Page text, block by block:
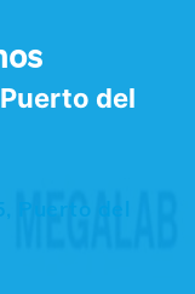
del
Puerto del